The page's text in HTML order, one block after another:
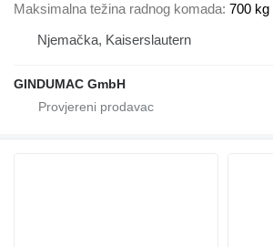
Maksimalna težina radnog komada 700 kg
Njemačka, Kaiserslautern
GINDUMAC GmbH